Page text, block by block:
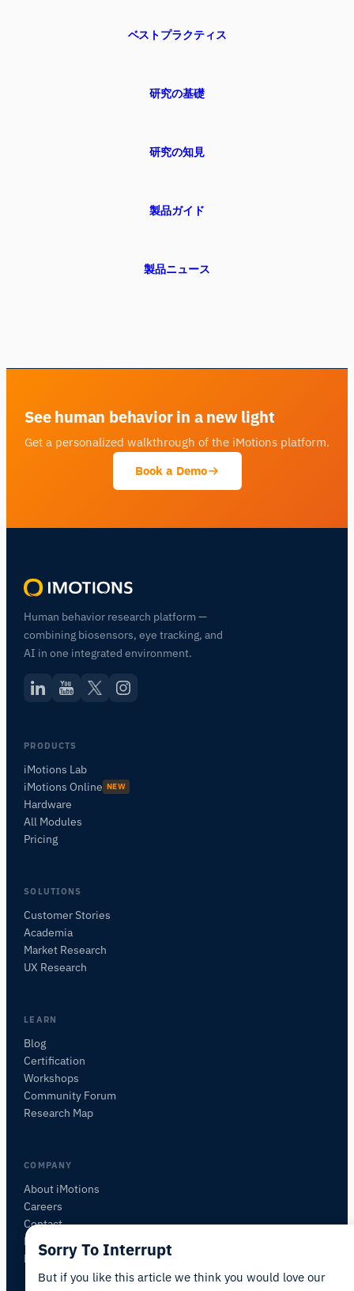
ベストプラクティス
研究の基礎
研究の知見
製品ガイド
製品ニュース
See human behavior in a new light
Get a personalized walkthrough of the iMotions platform.
Book a Demo
Human behavior research platform —
combining biosensors, eye tracking, and
AI in one integrated environment.
PRODUCTS
iMotions Lab
iMotions Online NEW
Hardware
All Modules
Pricing
SOLUTIONS
Customer Stories
Academia
Market Research
UX Research
LEARN
Blog
Certification
Workshops
Community Forum
Research Map
COMPANY
About iMotions
Careers
Contact
My iMotions
Newsletter
研究方法、製品、センサー、SDK、リソースに
この記事について質問
この記事を要約
これをどう応用できますか？
Sorry To Interrupt
But if you like this article we think you would love our